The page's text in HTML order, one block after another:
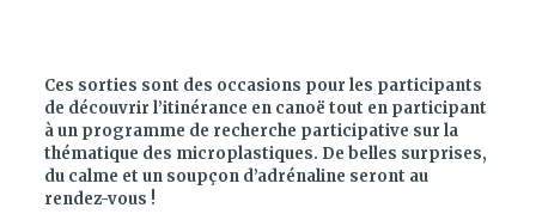
Ces sorties sont des occasions pour les participants
de découvrir l’itinérance en canoë tout en participant
à un programme de recherche participative sur la
thématique des microplastiques. De belles surprises,
du calme et un soupçon d’adrénaline seront au
rendez-vous !